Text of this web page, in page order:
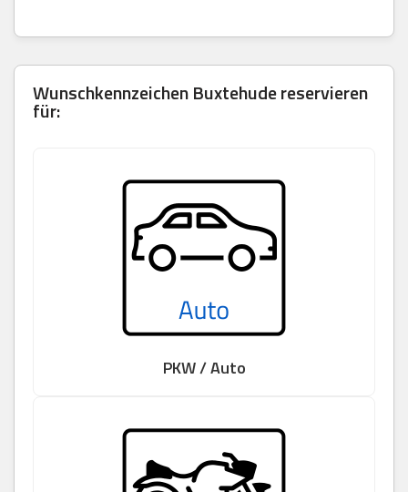
Wunschkennzeichen Buxtehude reservieren
für:
PKW / Auto